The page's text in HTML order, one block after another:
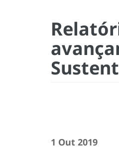
1 Out 2019